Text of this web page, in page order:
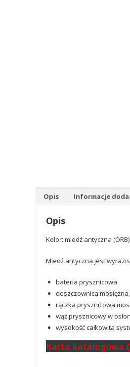
Opis Informacje
Opis
Kolor: miedź antyczna (ORB)
Miedź antyczna jest
bateria prysznicowa
deszczownica
rączka prysznicowa
wąż prysznicowy w
wysokość całkowita
Karta katalogowa